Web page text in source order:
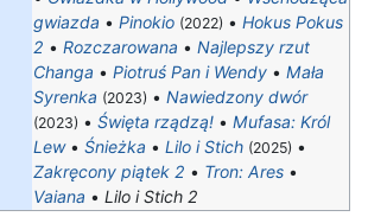
gwiazda • Pinokio (2022) • Hokus Pokus
2 • Rozczarowana • Najlepszy rzut
Changa • Piotruś Pan i Wendy • Mała
Syrenka (2023) • Nawiedzony dwór
(2023) • Święta rządzą! • Mufasa: Król
Lew• Śnieżka • Lilo i Stich (2025) •
Zakręcony piątek 2 • Tron: Ares •
Vaiana • Lilo i Stich 2